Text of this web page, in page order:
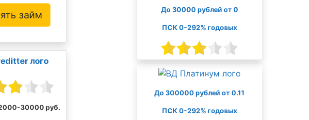
займ
30000 руб.
До 30000 рублей от 0
ПСК 0-292% годовых
До 300000 рублей от 0.11
ПСК 0-292% годовых